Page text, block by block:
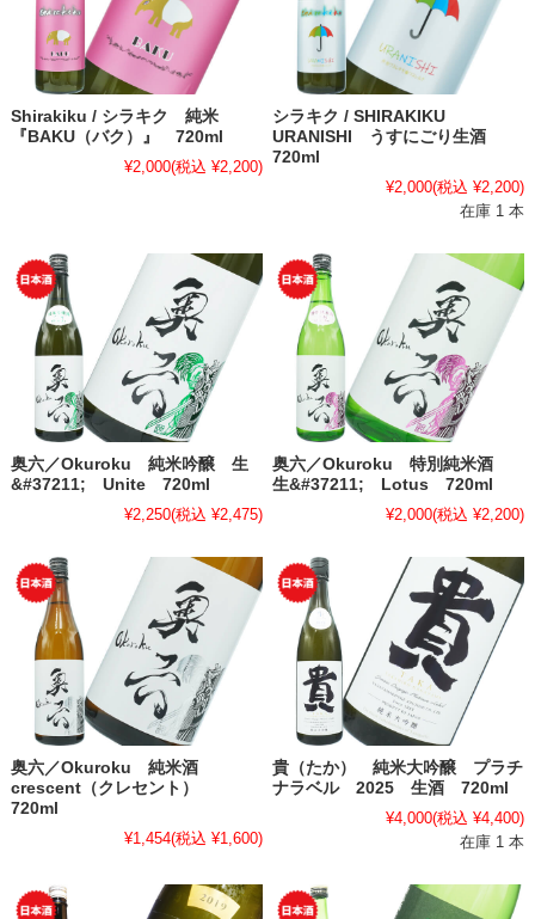
Shirakiku / シラキク 純米
『BAKU（バク）』 720ml
¥2,000(税込 ¥2,200)
シラキク / SHIRAKIKU
URANISHI うすにごり生酒
720ml
¥2,000(税込 ¥2,200)
在庫 1 本
奥六／Okuroku 純米吟醸 生
&#37211; Unite 720ml
¥2,250(税込 ¥2,475)
奥六／Okuroku 特別純米酒
生&#37211; Lotus 720ml
¥2,000(税込 ¥2,200)
奥六／Okuroku 純米酒
crescent（クレセント）
720ml
¥1,454(税込 ¥1,600)
貴（たか） 純米大吟醸 プラチ
ナラベル 2025 生酒 720ml
¥4,000(税込 ¥4,400)
在庫 1 本